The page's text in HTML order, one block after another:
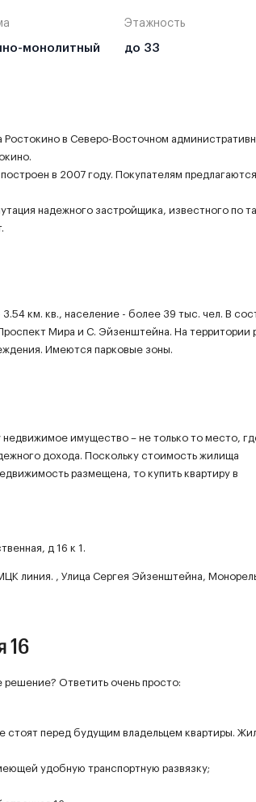
монолитный
Этажность
до 33
Ростокино в Северо-Восточном
в 2007 году. Покупателям
надежного застройщика, известного по
км. кв., население - более 39 тыс. чел. В
Мира и С. Эйзенштейна. На территории
Имеются парковые зоны.
недвижимое имущество – не только то место,
дохода. Поскольку стоимость жилища
размещена, то купить квартиру в
д 16 к 1.
линия. , Улица Сергея Эйзенштейна,
16
решение? Ответить очень просто:
стоят перед будущим владельцем квартиры.
удобную транспортную развязку;